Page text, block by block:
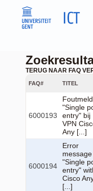
TERUG NAAR FAQ
FAQ# TITEL
6000193
"Single
entry" bij
VPN
Any [...]
6000194
Error
message
"Single
entry"
Cisco
[...]